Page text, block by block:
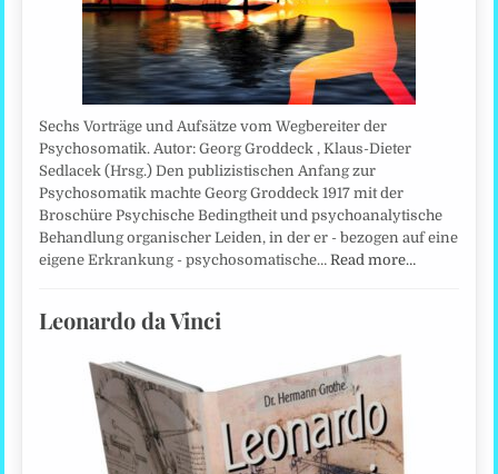
Sechs Vorträge und Aufsätze vom Wegbereiter der
Psychosomatik. Autor: Georg Groddeck , Klaus-Dieter
Sedlacek (Hrsg.) Den publizistischen Anfang zur
Psychosomatik machte Georg Groddeck 1917 mit der
Broschüre Psychische Bedingtheit und psychoanalytische
Behandlung organischer Leiden, in der er - bezogen auf eine
eigene Erkrankung - psychosomatische…Read more…
Leonardo da Vinci